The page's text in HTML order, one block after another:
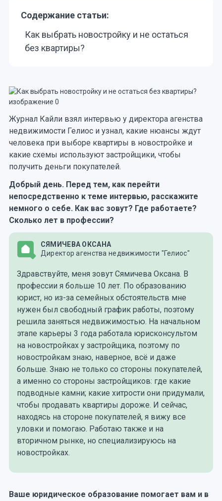
Содержание статьи:
Как выбрать новостройку и не остаться
без квартиры?
Журнал Кайли взял интервью у директора агенства
недвижимости Гелиос и узнал, какие нюансы ждут
человека при выборе квартиры в новостройке и
какие схемы используют застройщики, чтобы
получить деньги покупателей.
Добрый день. Перед тем, как перейти
непосредственно к теме интервью, расскажите
немного о себе. Как вас зовут? Где работаете?
Сколько лет в профессии?
СЯМИЧЕВА ОКСАНА
Директор агенства недвижимости "Гелиос"
Здравствуйте, меня зовут Сямичева Оксана. В
профессии я больше 10 лет. По образованию
юрист, но из-за семейных обстоятельств мне
нужен был свободный график работы, поэтому
решила заняться недвижимостью. На начальном
этапе карьеры 3 года работала юрисконсультом
на новостройках у застройщика, поэтому по
новостройкам знаю, наверное, всё и даже
больше. Знаю не только со стороны покупателей,
а именно со стороны застройщиков: где какие
подводные камни; какие хитрости они придумали,
чтобы продавать квартиры дороже. И сейчас,
находясь на стороне покупателей, я вижу все
уловки и помогаю. Работаю также и на
вторичном рынке, но специализируюсь на
новостройках.
Ваше юридическое образование помогает вам и в